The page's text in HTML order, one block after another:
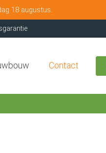
18 augustus.
Contact